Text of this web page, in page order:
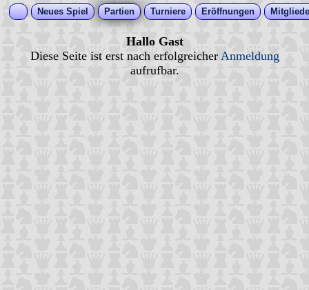
Neues Spiel Partien Turniere Eröffnungen
Hallo Gast
Diese Seite ist erst nach erfolgreicher Anmeldung
aufrufbar.